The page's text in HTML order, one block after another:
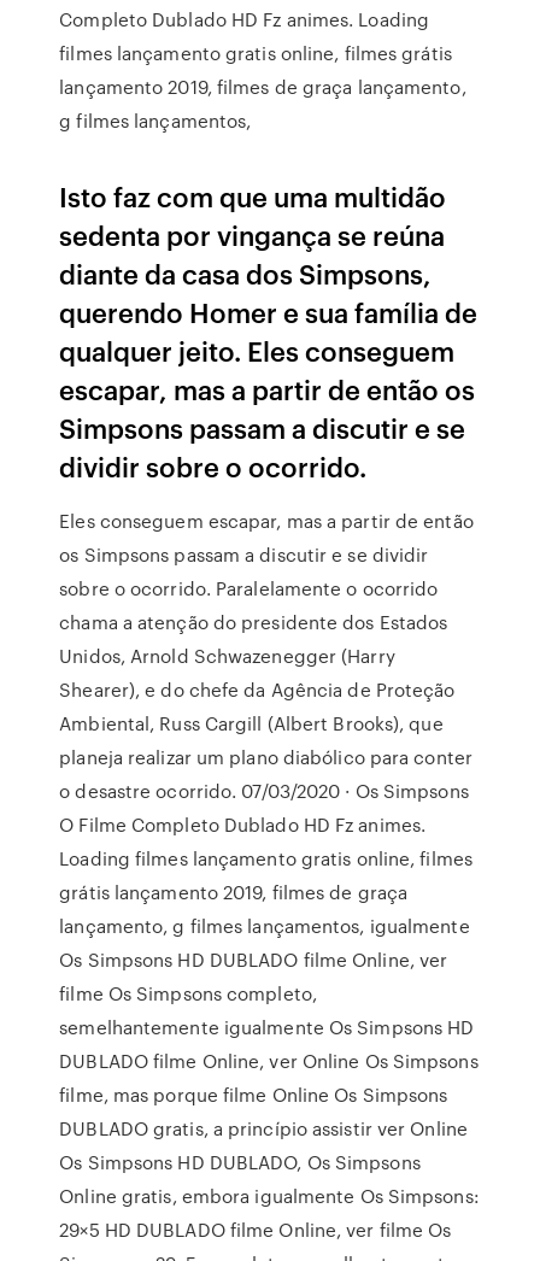
Completo Dublado HD Fz animes. Loading
filmes lançamento gratis online, filmes grátis
lançamento 2019, filmes de graça lançamento,
g filmes lançamentos,
Isto faz com que uma multidão
sedenta por vingança se reúna
diante da casa dos Simpsons,
querendo Homer e sua família de
qualquer jeito. Eles conseguem
escapar, mas a partir de então os
Simpsons passam a discutir e se
dividir sobre o ocorrido.
Eles conseguem escapar, mas a partir de então
os Simpsons passam a discutir e se dividir
sobre o ocorrido. Paralelamente o ocorrido
chama a atenção do presidente dos Estados
Unidos, Arnold Schwazenegger (Harry
Shearer), e do chefe da Agência de Proteção
Ambiental, Russ Cargill (Albert Brooks), que
planeja realizar um plano diabólico para conter
o desastre ocorrido. 07/03/2020 · Os Simpsons
O Filme Completo Dublado HD Fz animes.
Loading filmes lançamento gratis online, filmes
grátis lançamento 2019, filmes de graça
lançamento, g filmes lançamentos, igualmente
Os Simpsons HD DUBLADO filme Online, ver
filme Os Simpsons completo,
semelhantemente igualmente Os Simpsons HD
DUBLADO filme Online, ver Online Os Simpsons
filme, mas porque filme Online Os Simpsons
DUBLADO gratis, a princípio assistir ver Online
Os Simpsons HD DUBLADO, Os Simpsons
Online gratis, embora igualmente Os Simpsons:
29×5 HD DUBLADO filme Online, ver filme Os